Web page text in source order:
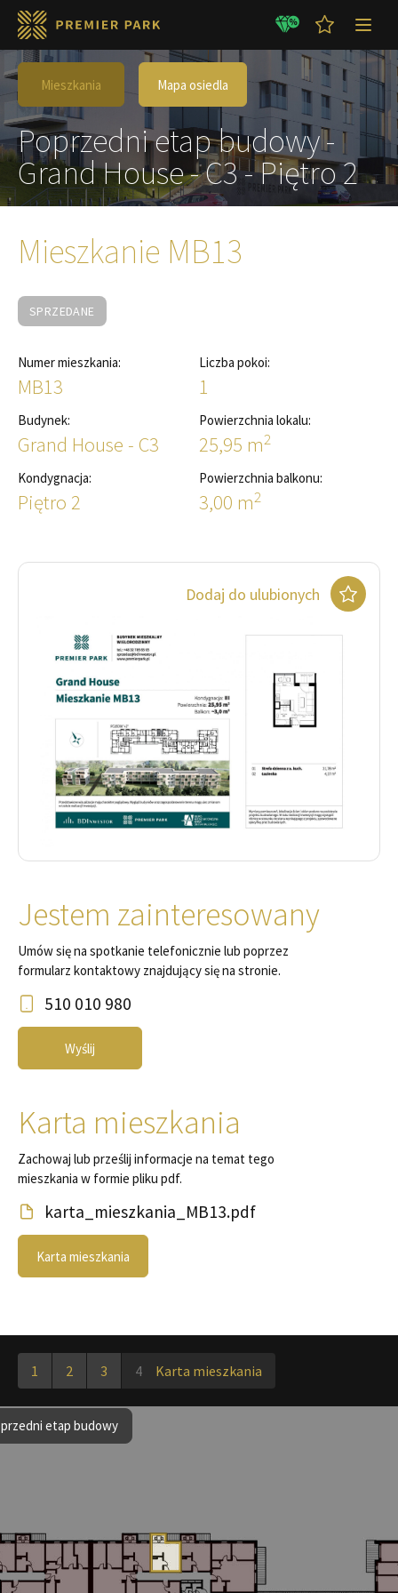
Mieszkania Mapa osiedla
Poprzedni etap budowy -
Grand House - C3 - Piętro 2
Mieszkanie MB13
SPRZEDANE
Numer mieszkania:
MB13
Budynek:
Grand House - C3
Kondygnacja:
Piętro 2
Liczba pokoi:
1
Powierzchnia lokalu:
25,95 m2
Powierzchnia balkonu:
3,00 m2
Dodaj do ulubionych
Jestem zainteresowany
Umów się na spotkanie telefonicznie lub poprzez
formularz kontaktowy znajdujący się na stronie.
510 010 980
Wyślij
Karta mieszkania
Zachowaj lub prześlij informacje na temat tego
mieszkania w formie pliku pdf.
karta_mieszkania_MB13.pdf
Karta mieszkania
1 2 3 4 Karta mieszkania
etap budowy